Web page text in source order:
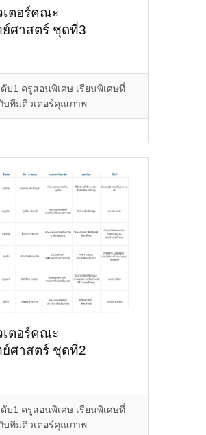
เตอร์คณะ
ศาสตร์ ชุดที่3
บ1 ครูสอนพิเศษ เรียนพิเศษที่
บทีมติวเตอร์คุณภาพ
เตอร์คณะ
ศาสตร์ ชุดที่2
บ1 ครูสอนพิเศษ เรียนพิเศษที่
บทีมติวเตอร์คุณภาพ